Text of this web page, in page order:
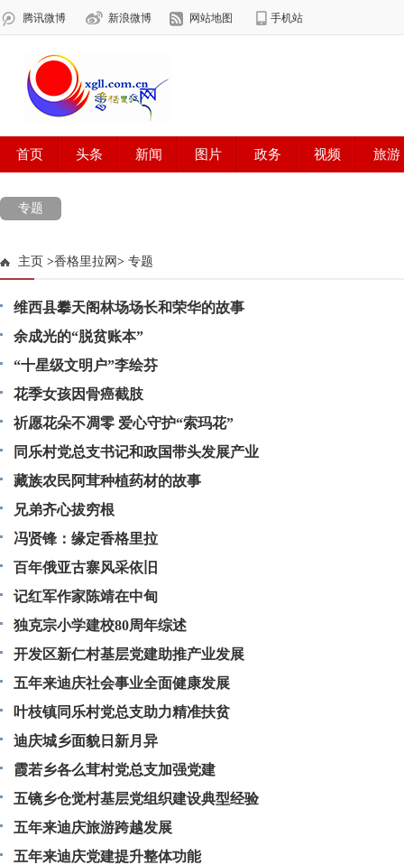
专题
主页 >香格里拉网 > 专题
维西县攀天阁林场场长和荣华的故事
余成光的“脱贫账本”
“十星级文明户”李绘芬
花季女孩因骨癌截肢
祈愿花朵不凋零 爱心守护“索玛花”
同乐村党总支书记和政国带头发展产业
藏族农民阿茸种植药材的故事
兄弟齐心拔穷根
冯贤锋：缘定香格里拉
百年俄亚古寨风采依旧
记红军作家陈靖在中甸
独克宗小学建校80周年综述
开发区新仁村基层党建助推产业发展
五年来迪庆社会事业全面健康发展
叶枝镇同乐村党总支助力精准扶贫
迪庆城乡面貌日新月异
霞若乡各么茸村党总支加强党建
五镜乡仓觉村基层党组织建设典型经验
五年来迪庆旅游跨越发展
五年来迪庆党建提升整体功能